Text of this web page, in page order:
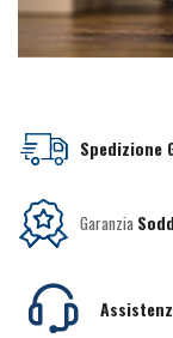
Spedizione
Garanzia